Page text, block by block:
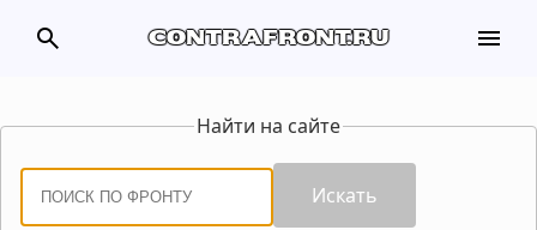
search contrafront.ru menu
Найти на сайте
Искать